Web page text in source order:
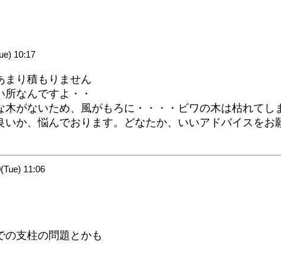
10:17
まり積もりません
なんですよ・・
がないため、風がもろに・・・・ビワの木は枯れて
か、悩んでおります。どなたか、いいアドバイスを
11:06
の支柱の問題とかも